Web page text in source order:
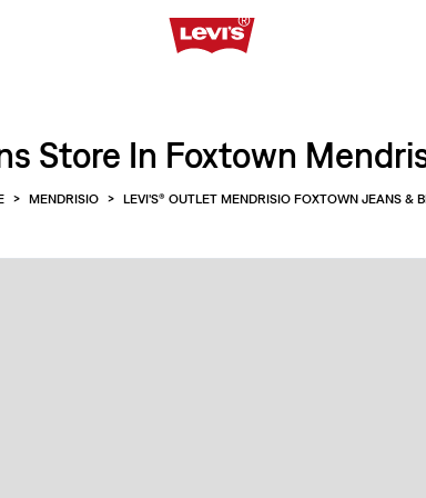
Store In Foxtown
> MENDRISIO > LEVI'S® OUTLET MENDRISIO FOXTOWN JEANS &